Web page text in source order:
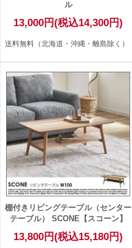
ル
13,000円(税込14,300円)
送料無料（北海道・沖縄・離島除く）
棚付きリビングテーブル（センター
テーブル） SCONE【スコーン】
13,800円(税込15,180円)